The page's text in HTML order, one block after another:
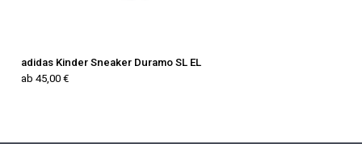
adidas Kinder Sneaker Duramo SL EL
ab 45,00 €